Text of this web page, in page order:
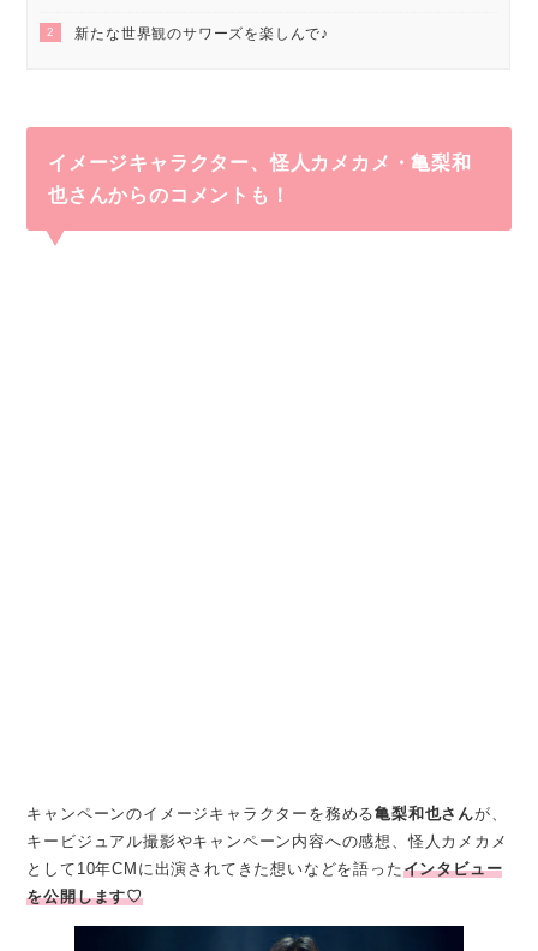
2 新たな世界観のサワーズを楽しんで♪
イメージキャラクター、怪人カメカメ・亀梨和
也さんからのコメントも ！
キャンペーンのイメージキャラクターを務める亀梨和也さんが、
キービジュアル撮影やキャンペーン内容への感想、怪人カメカメ
として10年CMに出演されてきた想いなどを語ったインタビュー
を公開します♡